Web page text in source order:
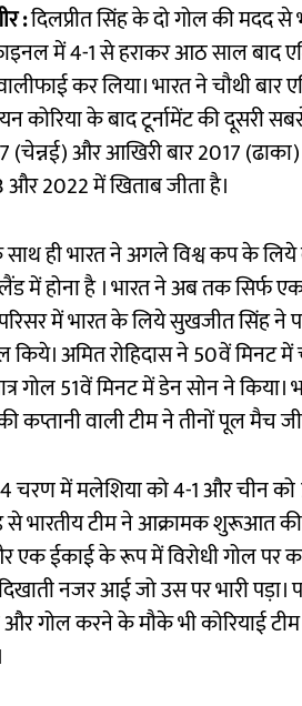
:दिलप्रीत सिंह के दो गोल की मदद से
में 4-1 से हराकर आठ साल बाद
कर लिया। भारत ने चौथी
कोरिया के बाद टूर्नामेंट की
(चेन्नई) और आखिरी बार 2017 (ढाका)
और 2022 में खिताब जीता है।
ही भारत ने अगले विश्व कप के
में होना है । भारत ने अब तक सिर्फ
में भारत के लिये सुखजीत सिंह ने
किये। अमित रोहिदास ने 50वें मिनट में
गोल 51वें मिनट में डेन सोन ने किया।
कप्तानी वाली टीम ने तीनों पूल मैच
चरण में मलेशिया को 4-1 और चीन को
भारतीय टीम ने आक्रामक शुरूआत
एक ईकाई के रूप में विरोधी गोल पर
नजर आई जो उस पर भारी पड़ा।
और गोल करने के मौके भी कोरियाई